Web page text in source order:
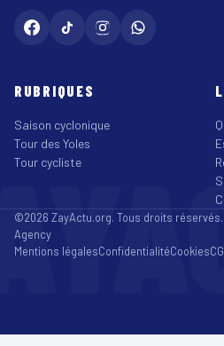
RUBRIQUES
Saison cyclonique
Tour des Yoles
Tour cycliste
©2026 ZayActu.org. Tous droits
Agency
Mentions légalesConfidentialitéCookies